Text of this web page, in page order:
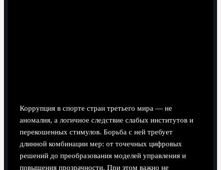
Коррупция в спорте стран третьего мира — не
аномалия, а логичное следствие слабых институтов и
перекошенных стимулов. Борьба с ней требует
длинной комбинации мер: от точечных цифровых
решений до преобразования моделей управления и
повышения прозрачности. При этом важно не